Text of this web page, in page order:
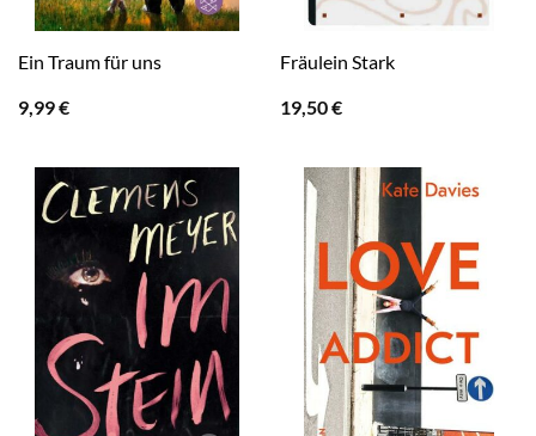
Ein Traum für uns
9,99€
Fräulein Stark
19,50€